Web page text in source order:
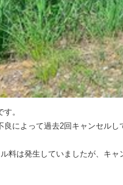
。
良によって過去2回キャンセル
料は発生していましたが、キ